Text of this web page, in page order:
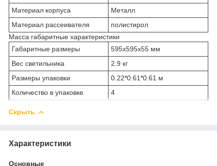
Материал корпуса
Металл
Материал рассеивателя
полистирол
Масса габаритные характеристики
Габаритные размеры
595х595х55 мм
Вес светильника
2.9 кг
Размеры упаковки
0.22*0.61*0.61 м
Количество в упаковке
4
Скрыть
Характеристики
Основные